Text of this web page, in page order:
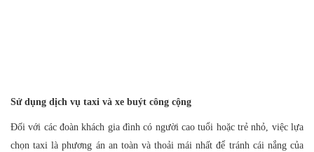
Sử dụng dịch vụ taxi và xe buýt công cộng
Đối với các đoàn khách gia đình có người cao tuổi hoặc trẻ nhỏ, việc lựa
chọn taxi là phương án an toàn và thoải mái nhất để tránh cái nắng của